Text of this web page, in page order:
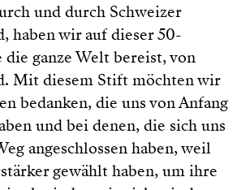
und durch Schweizer
haben wir auf dieser 50-
die ganze Welt bereist, von
Mit diesem Stift möchten wir
bedanken, die uns von Anfang
und bei denen, die sich uns
angeschlossen haben, weil
gewählt haben, um ihre